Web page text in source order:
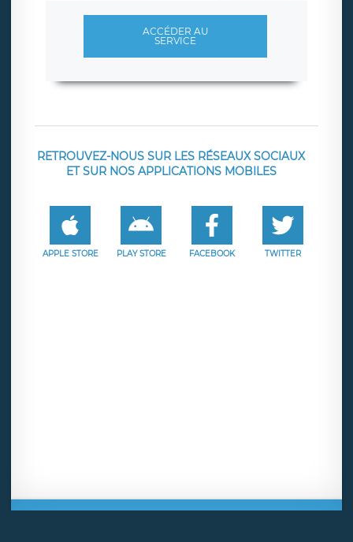
ACCÉDER AU
SERVICE
RETROUVEZ-NOUS SUR LES RÉSEAUX SOCIAUX
ET SUR NOS APPLICATIONS MOBILES
APPLE STORE PLAY STORE FACEBOOK TWITTER